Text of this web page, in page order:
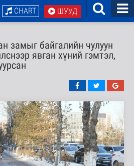
ШУУД
CHART
замыг байгалийн чулуун
явган хүний гэмтэл,